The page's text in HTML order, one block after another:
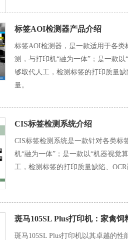
标签AOI检测器产品介绍
标签AOI检测器，是一款适用于各
测，与打印机“融为一体”；是一款
够取代人工，检测标签的打印质量
量。
CIS标签检测系统介绍
CIS标签检测系统是一款针对各类标
机“融为一体”；是一款以“机器视觉
工，检测标签的打印质量缺陷、
斑马105SL Plus打印机：家禽
斑马105SL Plus打印机以其卓越的